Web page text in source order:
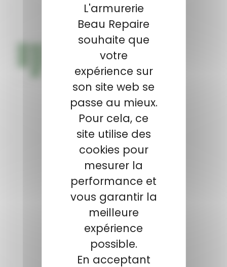
L'armurerie
Beau Repaire
souhaite que
votre
expérience sur
son site web se
passe au mieux.
Pour cela, ce
site utilise des
cookies pour
mesurer la
performance et
vous garantir la
meilleure
expérience
possible.
En acceptant